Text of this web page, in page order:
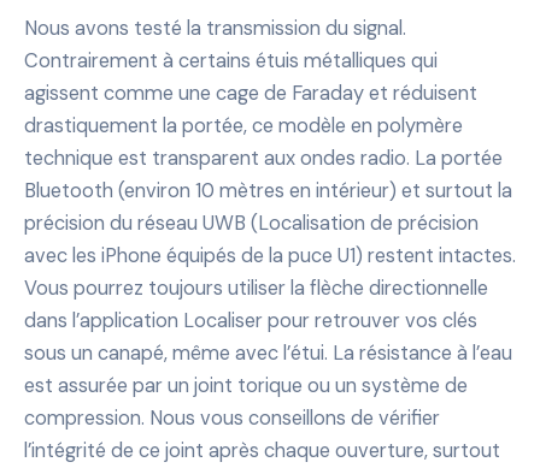
Nous avons testé la transmission du signal.
Contrairement à certains étuis métalliques qui
agissent comme une cage de Faraday et réduisent
drastiquement la portée, ce modèle en polymère
technique est transparent aux ondes radio. La portée
Bluetooth (environ 10 mètres en intérieur) et surtout la
précision du réseau UWB (Localisation de précision
avec les iPhone équipés de la puce U1) restent intactes.
Vous pourrez toujours utiliser la flèche directionnelle
dans l’application Localiser pour retrouver vos clés
sous un canapé, même avec l’étui. La résistance à l’eau
est assurée par un joint torique ou un système de
compression. Nous vous conseillons de vérifier
l’intégrité de ce joint après chaque ouverture, surtout